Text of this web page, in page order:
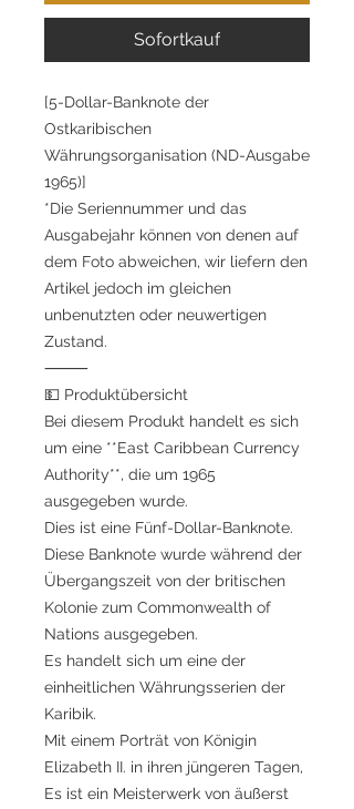
Sofortkauf
[5-Dollar-Banknote der
Ostkaribischen
Währungsorganisation (ND-Ausgabe
1965)]
*Die Seriennummer und das
Ausgabejahr können von denen auf
dem Foto abweichen, wir liefern den
Artikel jedoch im gleichen
unbenutzten oder neuwertigen
Zustand.
⸻
💵 Produktübersicht
Bei diesem Produkt handelt es sich
um eine **East Caribbean Currency
Authority**, die um 1965
ausgegeben wurde.
Dies ist eine Fünf-Dollar-Banknote.
Diese Banknote wurde während der
Übergangszeit von der britischen
Kolonie zum Commonwealth of
Nations ausgegeben.
Es handelt sich um eine der
einheitlichen Währungsserien der
Karibik.
Mit einem Porträt von Königin
Elizabeth II. in ihren jüngeren Tagen,
Es ist ein Meisterwerk von äußerst